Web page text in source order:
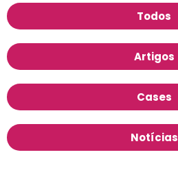
Todos
Artigos
Cases
Notícias